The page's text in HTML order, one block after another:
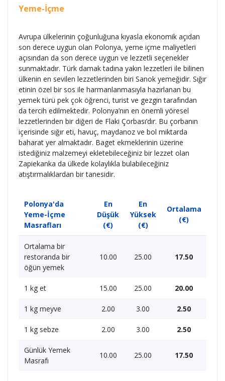
Yeme-İçme
Avrupa ülkelerinin çoğunluğuna kıyasla ekonomik açıdan
son derece uygun olan Polonya, yeme içme maliyetleri
açısından da son derece uygun ve lezzetli seçenekler
sunmaktadır. Türk damak tadına yakın lezzetleri ile bilinen
ülkenin en sevilen lezzetlerinden biri Sanok yemeğidir. Sığır
etinin özel bir sos ile harmanlanmasıyla hazırlanan bu
yemek türü pek çok öğrenci, turist ve gezgin tarafından
da tercih edilmektedir. Polonya’nın en önemli yöresel
lezzetlerinden bir diğeri de Flaki Çorbası’dır. Bu çorbanın
içerisinde sığır eti, havuç, maydanoz ve bol miktarda
baharat yer almaktadır. Baget ekmeklerinin üzerine
istediğiniz malzemeyi ekletebileceğiniz bir lezzet olan
Zapiekanka da ülkede kolaylıkla bulabileceğiniz
atıştırmalıklardan bir tanesidir.
Polonya'da
Yeme-İçme
Masrafları
En
Düşük
(€)
En
Yüksek
(€)
Ortalama
(€)
Ortalama bir
restoranda bir
öğün yemek
10.00 25.00 17.50
1 kg et 15.00 25.00 20.00
1 kg meyve 2.00 3.00 2.50
1 kg sebze 2.00 3.00 2.50
Günlük Yemek
Masrafı
10.00 25.00 17.50